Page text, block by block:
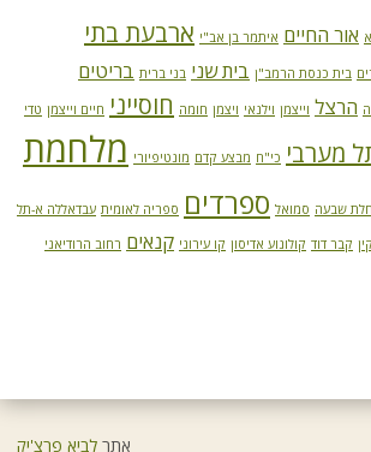
אור החיים איתמר בן אב"י ארבעת בתי
בית כנסת הרמב"ן בית שני בני ברית בריטים
הרצל וייצמן וילנאי ויצמן חומה חוסייני חיים וייצמן טדי
מערבי כי"ח מבצע קדם מונטיפיורי מלחמת
שבעה סמואל ספרדים ספריה לאומית עבדאללה א-תל
קבר דוד קולונוע אדיסון קו עירוני קנאים רחוב הרודיאני
אתר לביא פרצ'יק